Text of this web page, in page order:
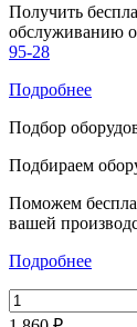
Получить
обслуживанию
95-28
Подробнее
Подбор
Подбираем
Поможем
вашей
Подробнее